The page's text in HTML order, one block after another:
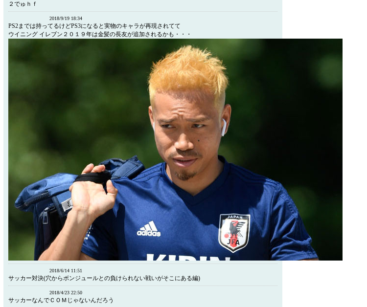
２でゅｈｆ
2018/9/19 18:34
PS2までは持ってるけどPS3になると実物のキャラが再現されてて
ウイニング イレブン２０１９年は金髪の長友が追加されるかも・・・
2018/6/14 11:51
サッカー対決(穴からボンジュールとの負けられない戦いがそこにある編)
2018/4/23 22:50
サッカーなんでＣＯＭじゃないんだろう